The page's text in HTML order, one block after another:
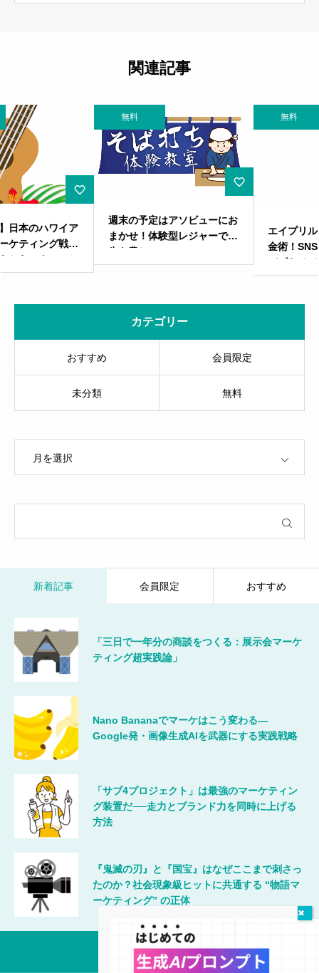
関連記事
無料
週末の予定はアソビューにお
まかせ！体験型レジャーで人
生を豊かに
無料
エイプリルフールは笑いの錬
金術！SNSマーケティングで
バズらせて4月の主役になる
カテゴリー
おすすめ 会員限定
未分類 無料
新着記事 会員限定 おすすめ
「三日で一年分の商談をつくる：展示会マーケ
ティング超実践論」
Nano Bananaでマーケはこう変わる―
Google発・画像生成AIを武器にする実践戦略
「サブ4プロジェクト」は最強のマーケティン
グ装置だ──走力とブランド力を同時に上げる
方法
『鬼滅の刃』と『国宝』はなぜここまで刺さっ
たのか？社会現象級ヒットに共通する “物語マ
ーケティング” の正体
唯一無二のマーケティング